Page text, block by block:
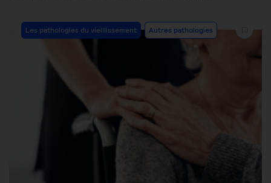
Les pathologies du vieillissement Autres pathologies